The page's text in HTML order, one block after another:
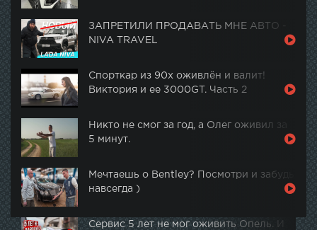
ЗАПРЕТИЛИ ПРОДАВАТЬ МНЕ АВТО -
NIVA TRAVEL
Спорткар из 90х оживлён и валит!
Виктория и ее 3000GT. Часть 2
Никто не смог за год, а Олег оживил за
5 минут.
Мечтаешь о Bentley? Посмотри и забудь
навсегда )
Сервис 5 лет не мог оживить Опель. И